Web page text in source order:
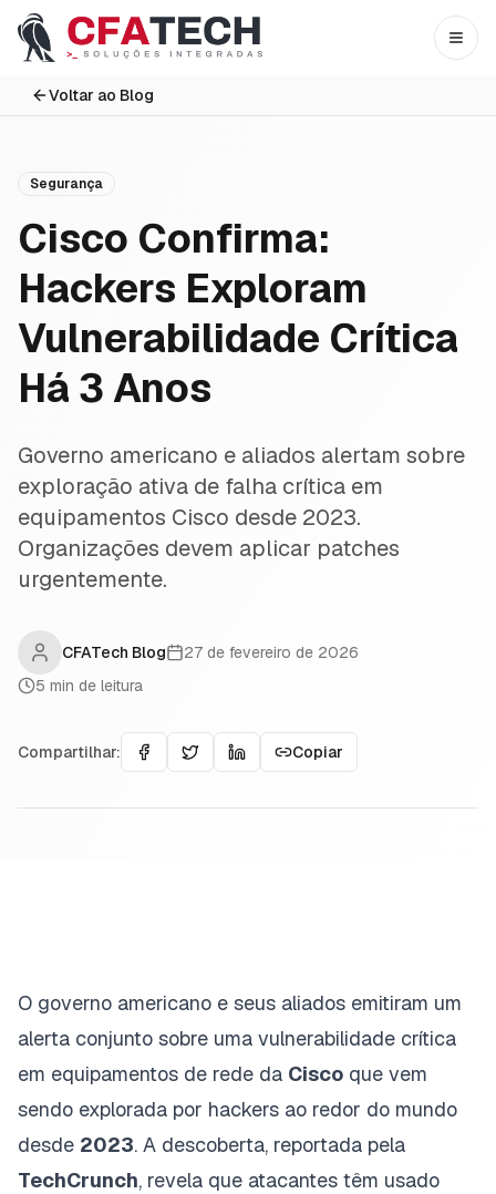
Pular para o conteúdo principal
Abrir
Voltar ao Blog
Segurança
Cisco Confirma:
Hackers Exploram
Vulnerabilidade Crítica
Há 3 Anos
Governo americano e aliados alertam sobre
exploração ativa de falha crítica em
equipamentos Cisco desde 2023.
Organizações devem aplicar patches
urgentemente.
CFATech Blog
27 de fevereiro de 2026
5 min de leitura
Compartilhar: Copiar
O governo americano e seus aliados emitiram um
alerta conjunto sobre uma vulnerabilidade crítica
em equipamentos de rede da Cisco que vem
sendo explorada por hackers ao redor do mundo
desde 2023. A descoberta, reportada pela
TechCrunch, revela que atacantes têm usado